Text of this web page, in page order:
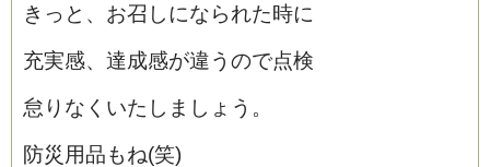
きっと、お召しになられた時に
充実感、達成感が違うので点検
怠りなくいたしましょう。
防災用品もね(笑)